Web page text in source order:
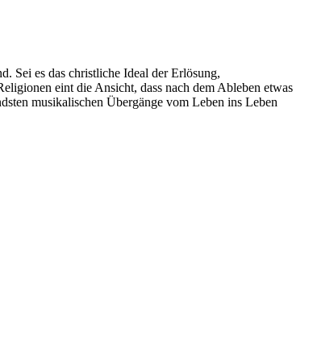
Sei es das christliche Ideal der Erlösung,
eint die Ansicht, dass nach dem Ableben etwas
musikalischen Übergänge vom Leben ins Leben